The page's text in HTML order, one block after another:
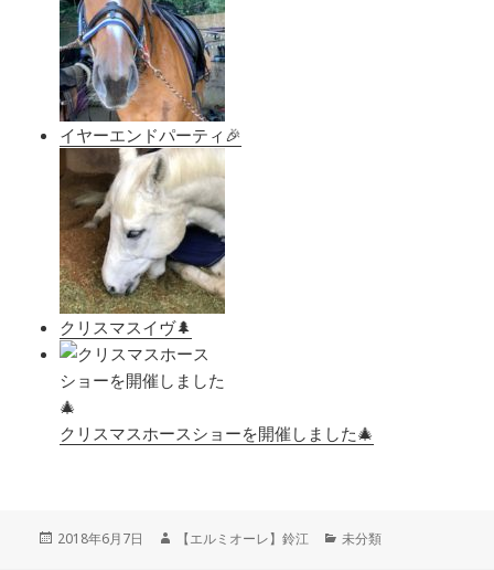
イヤーエンドパーティ🎉
クリスマスイヴ🌲
クリスマスホースショーを開催しました🎄
投
2018年6月7日
作【エルミオーレ】鈴江
カ
未分類